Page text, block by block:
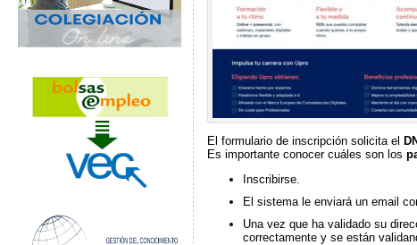
El formulario de inscripción solicita el
Es importante conocer cuáles son los
Inscribirse.
El sistema le enviará un email
Una vez que ha validado su
correctamente y se están